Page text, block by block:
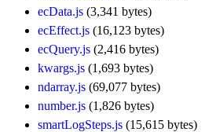
ecData.js (3,341 bytes)
ecEffect.js (16,123 bytes)
ecQuery.js (2,416 bytes)
kwargs.js (1,693 bytes)
ndarray.js (69,077 bytes)
number.js (1,826 bytes)
smartLogSteps.js (15,615 bytes)